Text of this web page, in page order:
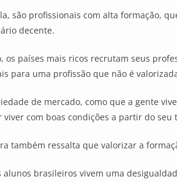
são profissionais com alta formação,
decente.
os países mais ricos recrutam seus
para uma profissão que não é
de mercado, como que a gente
viver com boas condições a partir do seu
também ressalta que valorizar a
alunos brasileiros vivem uma